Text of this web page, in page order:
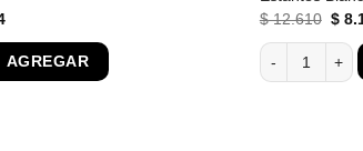
El
es:
$ 4.024.
2 Cajones Armario Placard Con Estantes cantidad
AGREGAR
$12.610 El
era:
$
$
Ropero 2